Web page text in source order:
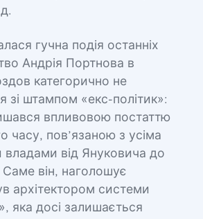
гучна подія останніх
Андрія Портнова в
категорично не
зі штампом «екс-політик»:
впливовою постаттю
часу, пов’язаною з усіма
владами від Януковича до
Саме він, наголошує
архітектором системи
яка досі залишається